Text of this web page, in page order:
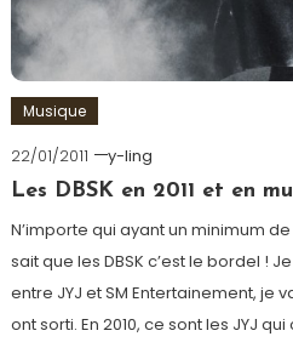
Musique
22/01/2011
y-ling
Les DBSK en 2011 et en
N’importe qui ayant un minimum
sait que les DBSK c’est le bordel !
entre JYJ et SM Entertainement, je
ont sorti. En 2010, ce sont les JYJ